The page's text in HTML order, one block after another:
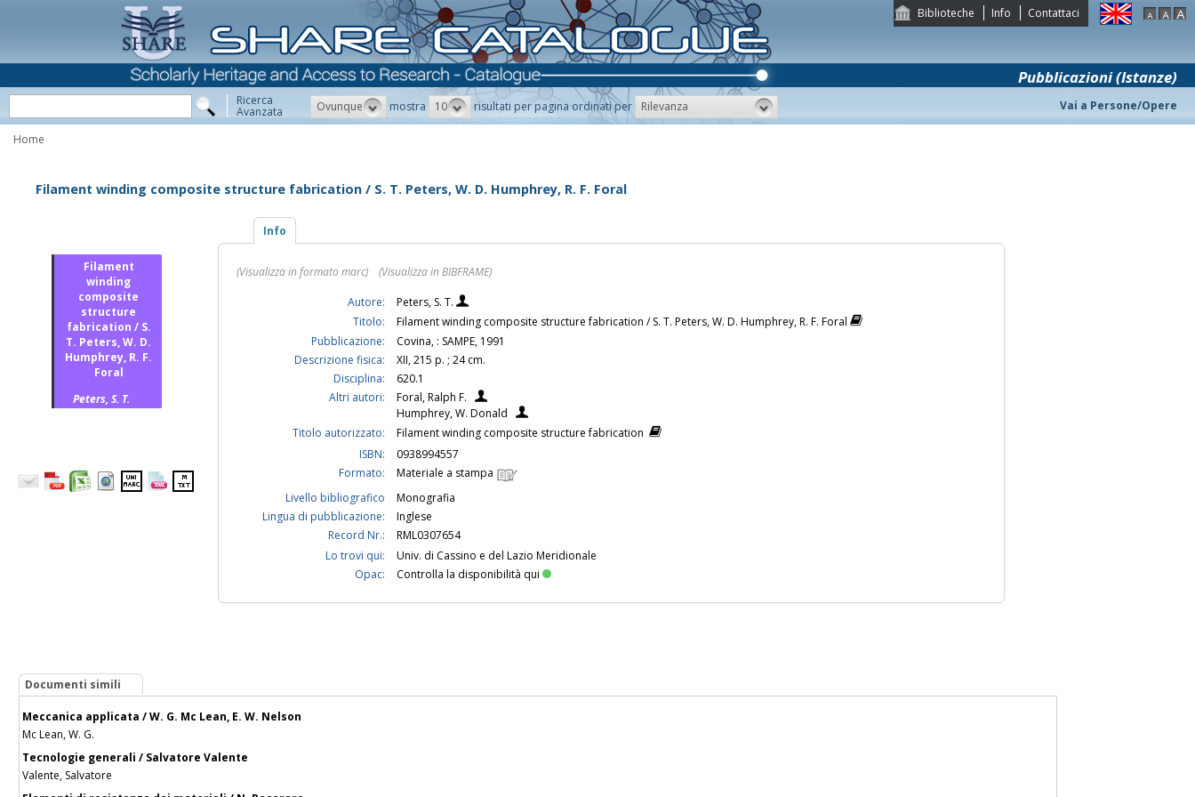
Biblioteche Info Contattaci
Pubblicazioni (Istanze)
Ricerca
Avanzata Ovunque mostra 10 risultati per pagina ordinati per Rilevanza Vai a Persone/Opere
Home
Filament winding composite structure fabrication / S. T. Peters, W. D. Humphrey, R. F. Foral
Filament
winding
composite
structure
fabrication / S.
T. Peters, W. D.
Humphrey, R. F.
Foral
Peters, S. T.
Info
(Visualizza in formato marc)
(Visualizza in BIBFRAME)
Autore:
Peters, S. T.
Titolo:
Filament winding composite structure fabrication / S. T. Peters, W. D. Humphrey, R. F. Foral
Pubblicazione:
Covina, : SAMPE, 1991
Descrizione fisica:
XII, 215 p. ; 24 cm.
Disciplina:
620.1
Altri autori:
Foral, Ralph F.
Humphrey, W. Donald
Titolo autorizzato:
Filament winding composite structure fabrication
ISBN:
0938994557
Formato:
Materiale a stampa
Livello bibliografico
Monografia
Lingua di pubblicazione:
Inglese
Record Nr.:
RML0307654
Lo trovi qui:
Univ. di Cassino e del Lazio Meridionale
Opac:
Controlla la disponibilità qui
Documenti simili
Meccanica applicata / W. G. Mc Lean, E. W. Nelson
Mc Lean, W. G.
Tecnologie generali / Salvatore Valente
Valente, Salvatore